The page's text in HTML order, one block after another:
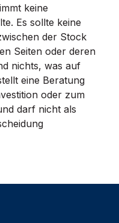
keine
Es sollte keine
der Stock
Seiten oder deren
nichts, was auf
eine Beratung
oder zum
darf nicht als